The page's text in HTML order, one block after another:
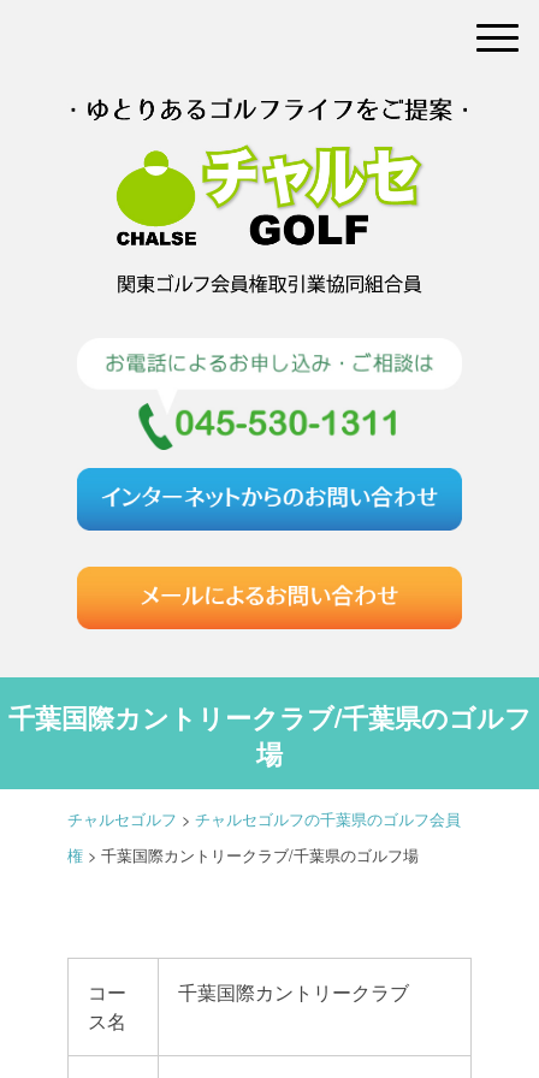
千葉国際カントリークラブ/千葉県のゴルフ
場
チャルセゴルフ > チャルセゴルフの千葉県のゴルフ会員
権 > 千葉国際カントリークラブ/千葉県のゴルフ場
コー
ス名
千葉国際カントリークラブ